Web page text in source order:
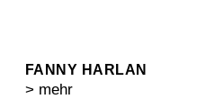
FANNY HARLAN
> mehr